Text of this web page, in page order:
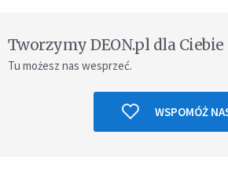
Tworzymy DEON.pl dla Ciebie
Tu możesz nas wesprzeć.
WSPOMÓŻ